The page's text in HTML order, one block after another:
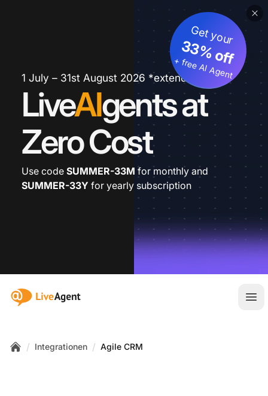
1 July – 31st August 2026 *extended
LiveAIgents at
Zero Cost
Get your
33% off
+ free AI Agent
Use code SUMMER-33M for monthly and
SUMMER-33Y for yearly subscription
:site.title
/ Integrationen / Agile CRM